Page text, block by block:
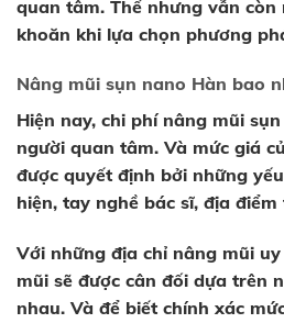
quan tâm. Thế nhưng vẫn còn
khoăn khi lựa chọn phương
Nâng mũi sụn nano Hàn bao
Hiện nay, chi phí nâng mũi
người quan tâm. Và mức giá
được quyết định bởi những
hiện, tay nghề bác sĩ, địa
Với những địa chỉ nâng mũi
mũi sẽ được cân đối dựa trên
nhau. Và để biết chính xác